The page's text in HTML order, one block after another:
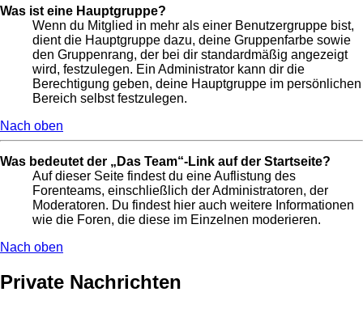
Was ist eine Hauptgruppe?
Wenn du Mitglied in mehr als einer Benutzergruppe bist,
dient die Hauptgruppe dazu, deine Gruppenfarbe sowie
den Gruppenrang, der bei dir standardmäßig angezeigt
wird, festzulegen. Ein Administrator kann dir die
Berechtigung geben, deine Hauptgruppe im persönlichen
Bereich selbst festzulegen.
Nach oben
Was bedeutet der „Das Team“-Link auf der Startseite?
Auf dieser Seite findest du eine Auflistung des
Forenteams, einschließlich der Administratoren, der
Moderatoren. Du findest hier auch weitere Informationen
wie die Foren, die diese im Einzelnen moderieren.
Nach oben
Private Nachrichten